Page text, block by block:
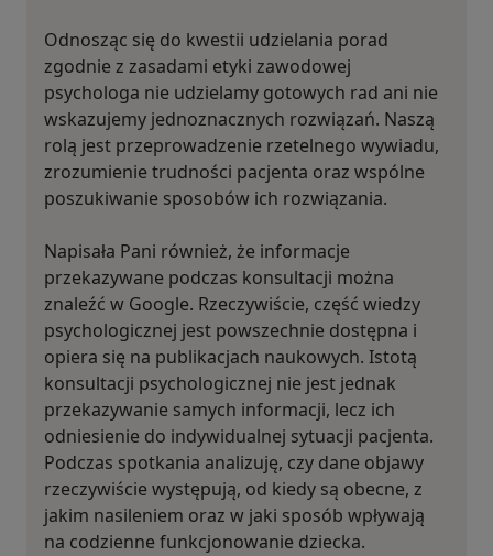
Odnosząc się do kwestii udzielania porad
zgodnie z zasadami etyki zawodowej
psychologa nie udzielamy gotowych rad ani nie
wskazujemy jednoznacznych rozwiązań. Naszą
rolą jest przeprowadzenie rzetelnego wywiadu,
zrozumienie trudności pacjenta oraz wspólne
poszukiwanie sposobów ich rozwiązania.
Napisała Pani również, że informacje
przekazywane podczas konsultacji można
znaleźć w Google. Rzeczywiście, część wiedzy
psychologicznej jest powszechnie dostępna i
opiera się na publikacjach naukowych. Istotą
konsultacji psychologicznej nie jest jednak
przekazywanie samych informacji, lecz ich
odniesienie do indywidualnej sytuacji pacjenta.
Podczas spotkania analizuję, czy dane objawy
rzeczywiście występują, od kiedy są obecne, z
jakim nasileniem oraz w jaki sposób wpływają
na codzienne funkcjonowanie dziecka.